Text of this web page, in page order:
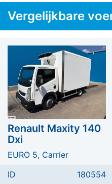
Vergelijkbare
Renault Maxity 140
Dxi
EURO 5, Carrier
ID
180554